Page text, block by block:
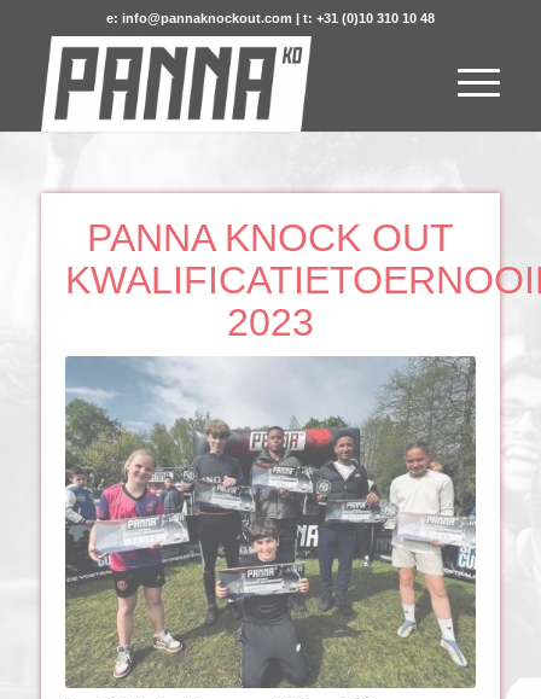
e: info@pannaknockout.com | t: +31 (0)10 310 10 48
PANNA KNOCK OUT
2023